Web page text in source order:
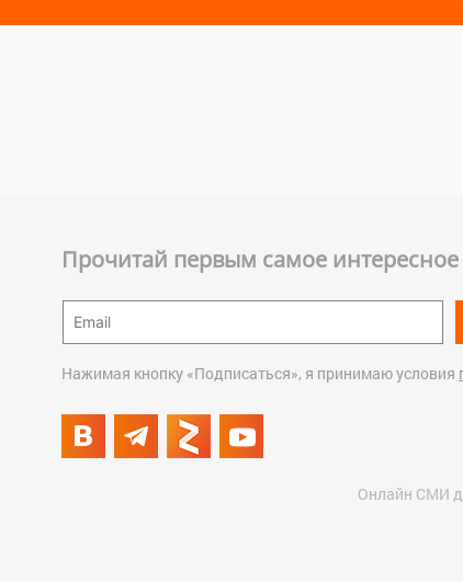
Прочитай первым самое интересное
Нажимая кнопку «Подписаться», я принимаю условия
Онлайн СМИ